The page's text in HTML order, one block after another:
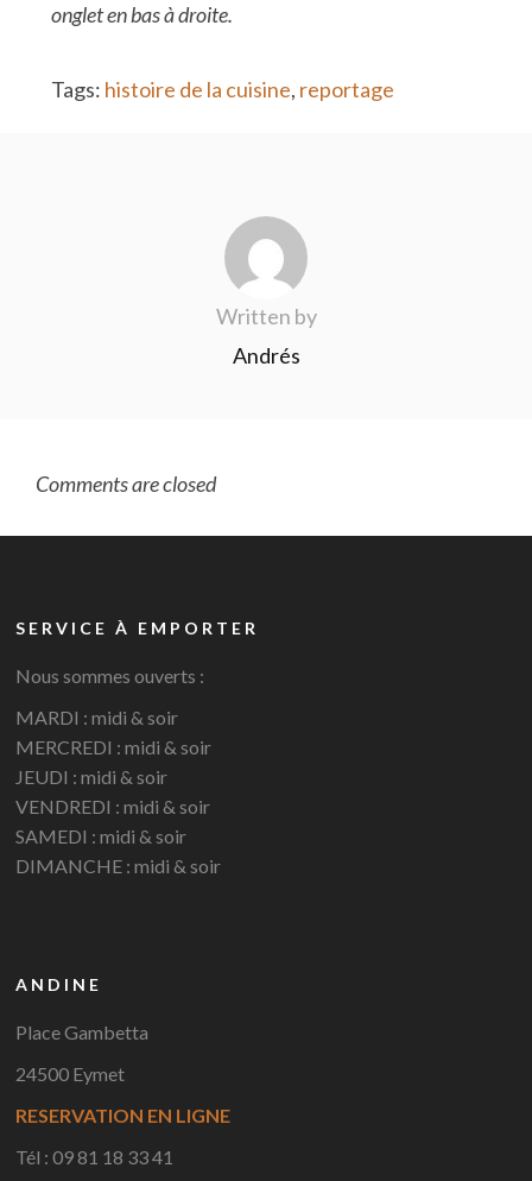
onglet en bas à droite.
Tags: histoire de la cuisine, reportage
Written by
Andrés
Comments are closed
SERVICE À EMPORTER
Nous sommes ouverts :
MARDI : midi & soir
MERCREDI : midi & soir
JEUDI : midi & soir
VENDREDI : midi & soir
SAMEDI : midi & soir
DIMANCHE : midi & soir
ANDINE
Place Gambetta
24500 Eymet
RESERVATION EN LIGNE
Tél : 09 81 18 33 41